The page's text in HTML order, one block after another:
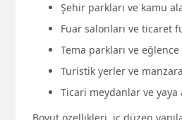
Şehir parkları ve kamu
Fuar salonları ve ticaret
Tema parkları ve eğlence
Turistik yerler ve
Ticari meydanlar ve yaya